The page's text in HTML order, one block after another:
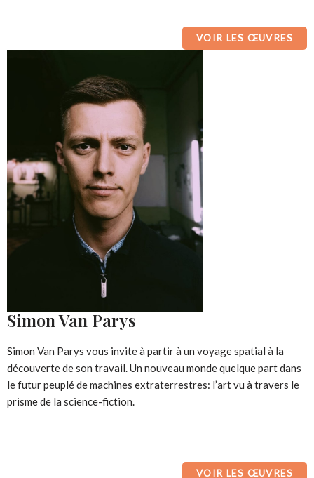
VOIR LES ŒUVRES
Simon Van Parys
Simon Van Parys vous invite à partir à un voyage spatial à la
découverte de son travail. Un nouveau monde quelque part dans
le futur peuplé de machines extraterrestres: l’art vu à travers le
prisme de la science-fiction.
VOIR LES ŒUVRES